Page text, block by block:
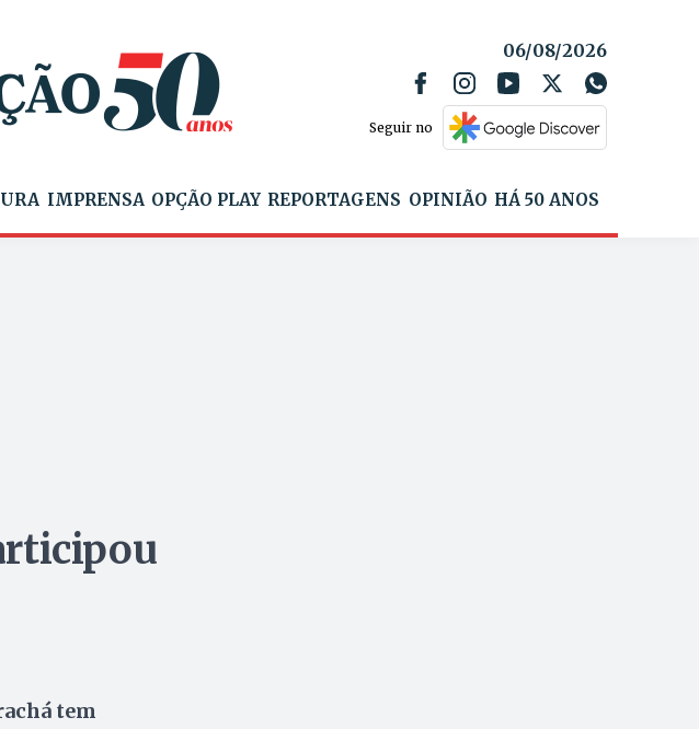
06/08/2026
Seguir no
IMPRENSA OPÇÃO PLAY REPORTAGENS OPINIÃO HÁ 50 ANOS
tem